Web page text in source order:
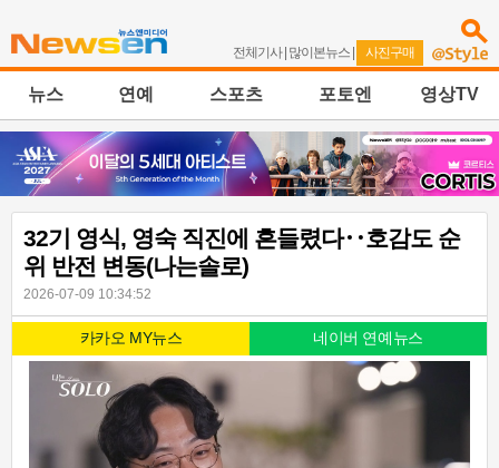
전체기사| 많이본뉴스 | 사진구매
뉴스 연예 스포츠 포토엔 영상TV
32기 영식, 영숙 직진에 흔들렸다‥호감도 순
위 반전 변동(나는솔로)
2026-07-09 10:34:52
카카오 MY뉴스 네이버 연예뉴스